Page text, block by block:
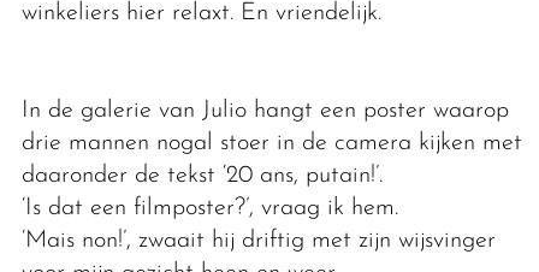
winkeliers hier relaxt. En vriendelijk.
In de galerie van Julio hangt een poster waarop
drie mannen nogal stoer in de camera kijken met
daaronder de tekst ‘20 ans, putain!’.
‘Is dat een filmposter?’, vraag ik hem.
‘Mais non!’, zwaait hij driftig met zijn wijsvinger